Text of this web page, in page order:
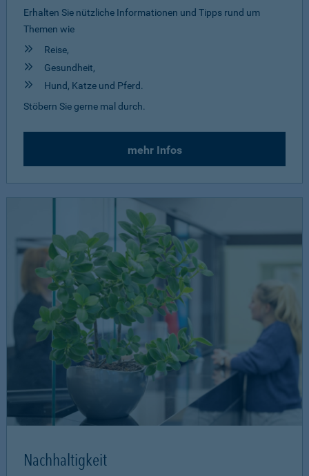
Erhalten Sie nützliche Informationen und Tipps rund um
Themen wie
Reise,
Gesundheit,
Hund, Katze und Pferd.
Stöbern Sie gerne mal durch.
mehr Infos
Nachhaltigkeit